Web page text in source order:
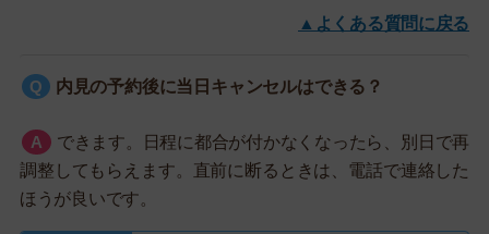
▲よくある質問に戻る
内見の予約後に当日キャンセルはできる？
できます。日程に都合が付かなくなったら、別日で再
調整してもらえます。直前に断るときは、電話で連絡した
ほうが良いです。